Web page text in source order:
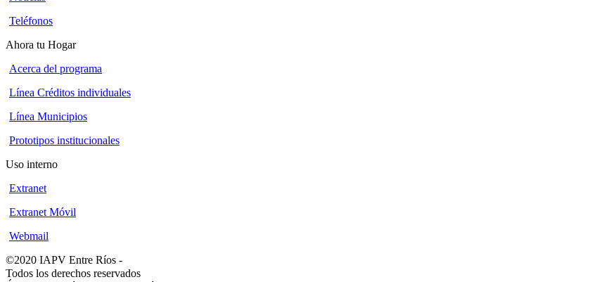
Teléfonos
Ahora tu Hogar
Acerca del programa
Línea Créditos individuales
Línea Municipios
Prototipos institucionales
Uso interno
Extranet
Extranet Móvil
Webmail
©2020 IAPV Entre Ríos -
Todos los derechos reservados